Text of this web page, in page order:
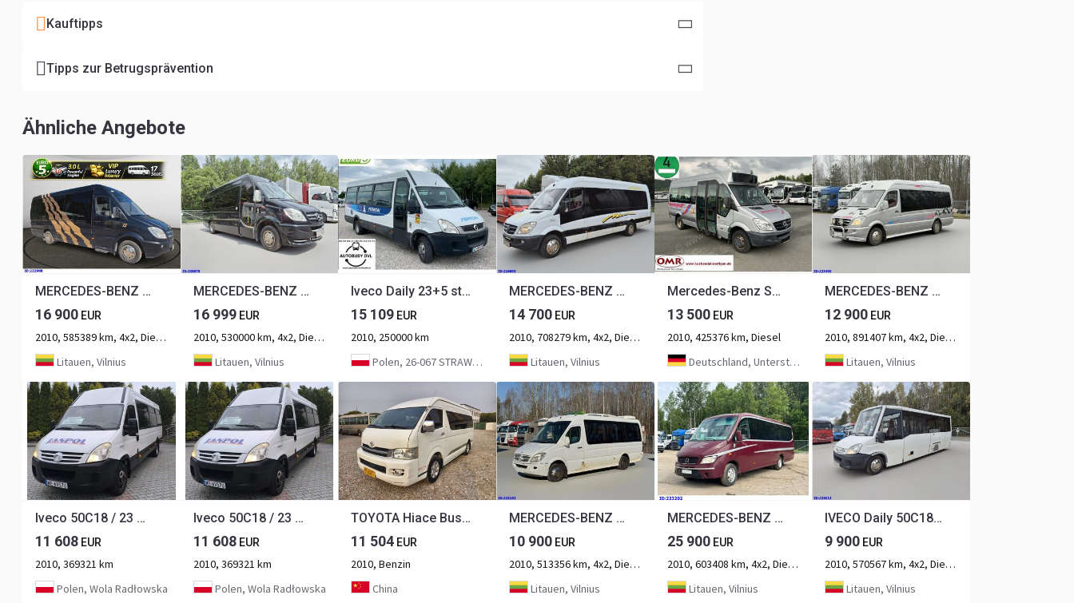
Kauftipps
Tipps zur Betrugsprävention
Ähnliche Angebote
MERCEDES-BENZ Sprinter 519 VIP - 17 Seater
16 900 EUR
2010, 585389 km, 4x2, Diesel, 2-Achse
Litauen, Vilnius
MERCEDES-BENZ Sprinter 519 -VIP- 17 places
16 999EUR
2010, 530000 km, 4x2, Diesel, 2-Achse
Litauen, Vilnius
Iveco Daily 23+5 stojących Sprinter, Crafter *Klima*
15 109 EUR
2010, 250000 km
Polen, 26-067 STRAWCZYN
MERCEDES-BENZ Sprinter 516 - Euro5 - 23-seater
14 700EUR
2010, 708279 km, 4x2, Diesel, 2-Achse
Litauen, Vilnius
Mercedes-Benz Sprinter 511 CDi
13 500EUR
2010, 425376 km, Diesel
Deutschland, Untersteinach bei Kulmbach
MERCEDES-BENZ Sprinter 516 20-seater Euro5
12 900 EUR
2010, 891407 km, 4x2, Diesel, 2-Achse
Litauen, Vilnius
Iveco 50C18 / 23 miejsca / 2 x KLIMATYZACJA
11 608 EUR
2010, 369321 km
Polen, Wola Radłowska
Iveco 50C18 / 23 miejsca / 2 x KLIMATYZACJA
11 608EUR
2010, 369321 km
Polen, Wola Radłowska
TOYOTA Hiace Bus 13Seats Click Here for Discount
11 504 EUR
2010, Benzin
China
MERCEDES-BENZ Sprinter 518-VIP- 17 places
10 900EUR
2010, 513356 km, 4x2, Diesel, 2-Achse
Litauen, Vilnius
MERCEDES-BENZ Sunrider 818D Vario 33 - Seater
25 900EUR
2010, 603408 km, 4x2, Diesel, 2-Achse
Litauen, Vilnius
IVECO Daily 50C18 - 23-seater
9 900 EUR
2010, 570567 km, 4x2, Diesel, 2-Achse
Litauen, Vilnius